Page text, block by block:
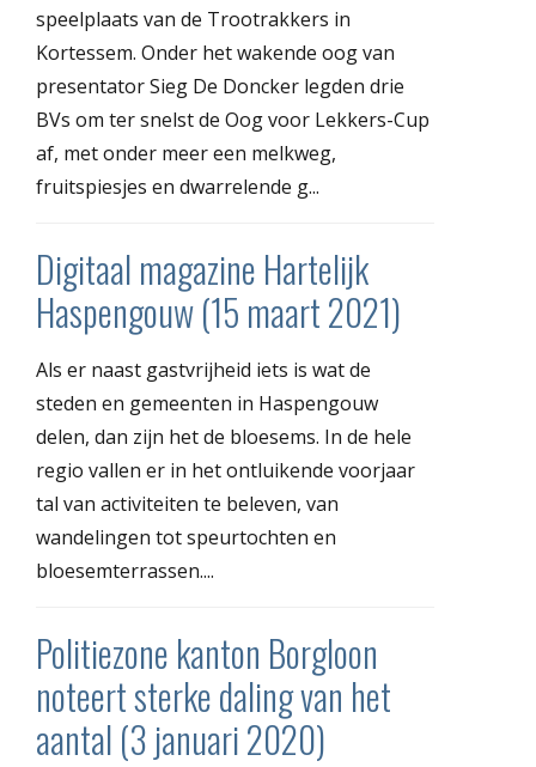
speelplaats van de Trootrakkers in
Kortessem. Onder het wakende oog van
presentator Sieg De Doncker legden drie
BVs om ter snelst de Oog voor Lekkers-Cup
af, met onder meer een melkweg,
fruitspiesjes en dwarrelende g...
Digitaal magazine Hartelijk
Haspengouw (15 maart 2021)
Als er naast gastvrijheid iets is wat de
steden en gemeenten in Haspengouw
delen, dan zijn het de bloesems. In de hele
regio vallen er in het ontluikende voorjaar
tal van activiteiten te beleven, van
wandelingen tot speurtochten en
bloesemterrassen....
Politiezone kanton Borgloon
noteert sterke daling van het
aantal (3 januari 2020)